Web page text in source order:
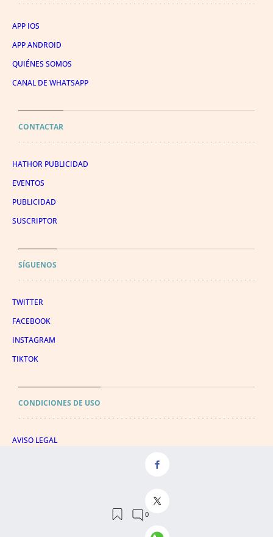
APP IOS
APP ANDROID
QUIÉNES SOMOS
CANAL DE WHATSAPP
CONTACTAR
HATHOR PUBLICIDAD
EVENTOS
PUBLICIDAD
SUSCRIPTOR
SÍGUENOS
TWITTER
FACEBOOK
INSTAGRAM
TIKTOK
CONDICIONES DE USO
AVISO LEGAL